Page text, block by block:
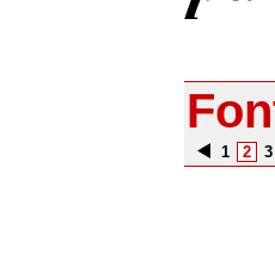
1 2 3